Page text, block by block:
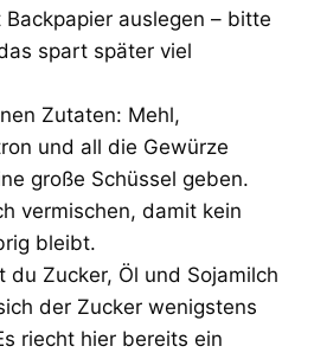
Backpapier auslegen – bitte
spart später viel
Zutaten: Mehl,
und all die Gewürze
große Schüssel geben.
vermischen, damit kein
bleibt.
du Zucker, Öl und Sojamilch
der Zucker wenigstens
riecht hier bereits ein